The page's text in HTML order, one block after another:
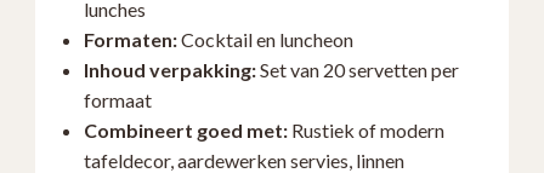
aantal
lunches
Formaten:Cocktail en luncheon
Inhoud verpakking:Set van 20 servetten per
formaat
Combineert goed met: Rustiek of modern
tafeldecor, aardewerken servies, linnen